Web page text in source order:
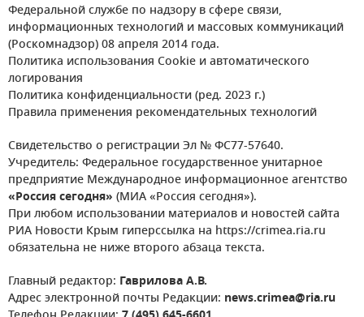
Федеральной службе по надзору в сфере связи,
информационных технологий и массовых коммуникаций
(Роскомнадзор) 08 апреля 2014 года.
Политика использования Cookie и автоматического
логирования
Политика конфиденциальности (ред. 2023 г.)
Правила применения рекомендательных технологий
Свидетельство о регистрации Эл № ФС77-57640.
Учредитель: Федеральное государственное унитарное
предприятие Международное информационное агентство
«Россия сегодня» (МИА «Россия сегодня»).
При любом использовании материалов и новостей сайта
РИА Новости Крым гиперссылка на https://crimea.ria.ru
обязательна не ниже второго абзаца текста.
Главный редактор: Гаврилова А.В.
Адрес электронной почты Редакции: news.crimea@ria.ru